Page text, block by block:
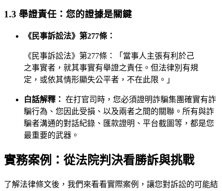
1.3 舉證責任：您的證據是關鍵
《民事訴訟法》第277條：
《民事訴訟法》第277條：「當事人主張有利於己
之事實者，就其事實有舉證之責任。但法律別有規
定，或依其情形顯失公平者，不在此限。」
白話解釋： 在打官司時，您必須證明詐騙集團確實有詐
騙行為、您因此受損、以及兩者之間的關聯。所有與詐
騙者溝通的對話紀錄、匯款證明、平台截圖等，都是您
最重要的武器。
實務案例：從法院判決看勝訴與挑戰
了解法律條文後，我們來看看實際案例，讓您對訴訟的可能結